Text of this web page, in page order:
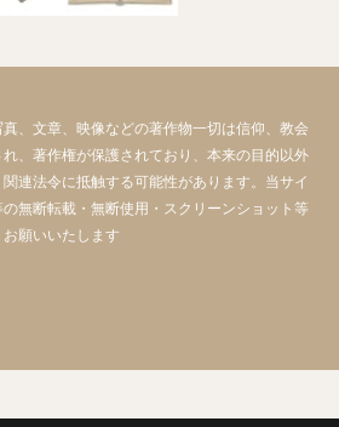
、文章、映像などの著作物一切は信仰、教会
、著作権が保護されており、本来の目的以外
連法令に抵触する可能性があります。当サイ
無断転載・無断使用・スクリーンショット等
願いいたします